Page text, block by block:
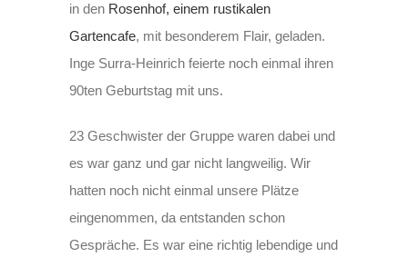
in den Rosenhof, einem rustikalen
Gartencafe, mit besonderem Flair, geladen.
Inge Surra-Heinrich feierte noch einmal ihren
90ten Geburtstag mit uns.
23 Geschwister der Gruppe waren dabei und
es war ganz und gar nicht langweilig. Wir
hatten noch nicht einmal unsere Plätze
eingenommen, da entstanden schon
Gespräche. Es war eine richtig lebendige und